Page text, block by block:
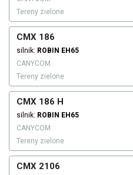
Tereny zielone
CMX 186
silnik: ROBIN EH65
CANYCOM
Tereny zielone
CMX 186 H
silnik: ROBIN EH65
CANYCOM
Tereny zielone
CMX 2106